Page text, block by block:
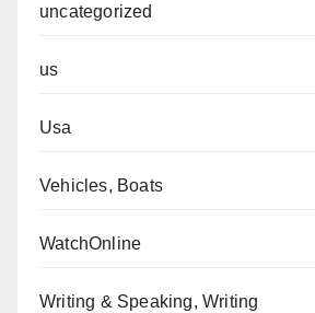
uncategorized
us
Usa
Vehicles, Boats
WatchOnline
Writing & Speaking, Writing